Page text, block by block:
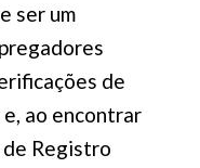
ser um
de
ao encontrar
de Registro